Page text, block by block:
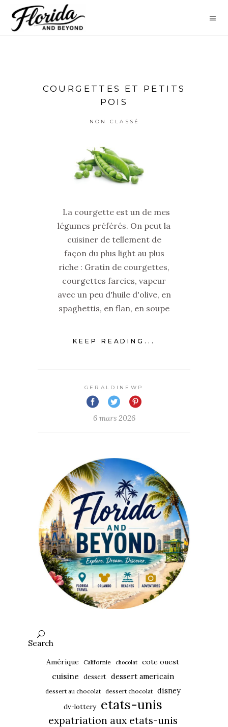
COURGETTES ET PETITS
POIS
NON CLASSÉ
La courgette est un de mes
légumes préférés. On peut la
cuisiner de tellement de
façon du plus light au plus
riche : Gratin de courgettes,
courgettes farcies, vapeur
avec un peu d'huile d'olive, en
spaghettis, en flan, en soupe
KEEP READING...
GERALDINEWP
6 mars 2026
Search
Amérique Californie chocolat cote ouest
cuisine dessert dessert americain
dessert au chocolat dessert chocolat disney
dv-lottery etats-unis
expatriation aux etats-unis